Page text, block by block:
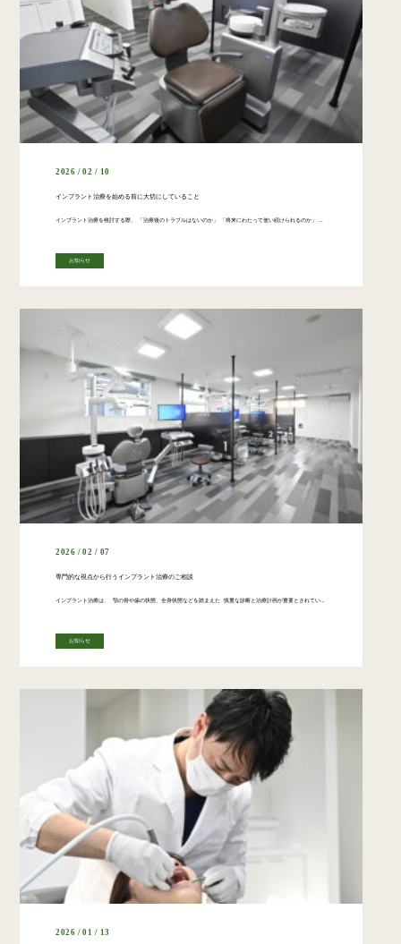
2026 / 02 / 10
インプラント治療を始める前に大切にしていること
お知らせ
2026 / 02 / 07
専門的な視点から行うインプラント治療のご相談
お知らせ
2026 / 01 / 13